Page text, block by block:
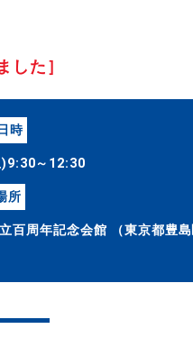
した］
時
～12:30
所
百周年記念会館 （東京都豊